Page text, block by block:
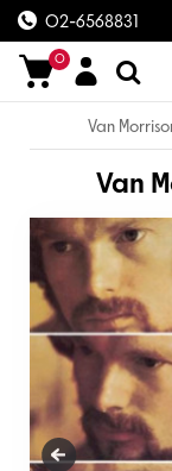
02-6568831
0
Van
Van